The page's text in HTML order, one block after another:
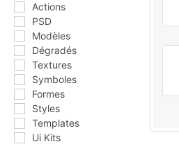
Actions
PSD
Modèles
Dégradés
Textures
Symboles
Formes
Styles
Templates
Ui Kits